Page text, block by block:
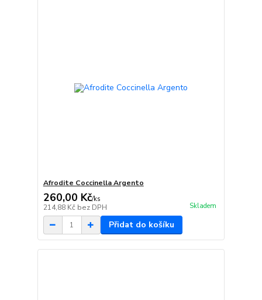
Afrodite Coccinella Argento
260,00 Kč/ks
214,88 Kč bez DPH Skladem
Přidat do košíku